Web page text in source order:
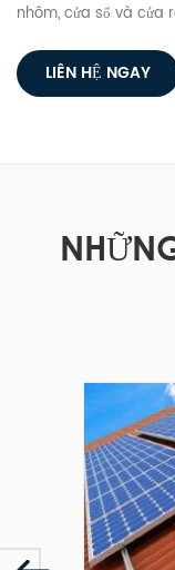
nhôm, cửa sổ và cửa
LIÊN HỆ NGAY